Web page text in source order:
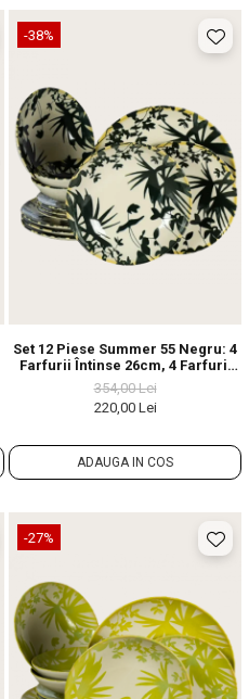
-38%
Set 12 Piese Summer 55 Negru: 4
Farfurii Întinse 26cm, 4 Farfurii
Desert 20cm & 4 Boluri
21cm/500ml
354,00 Lei
220,00 Lei
ADAUGA IN COS
-27%